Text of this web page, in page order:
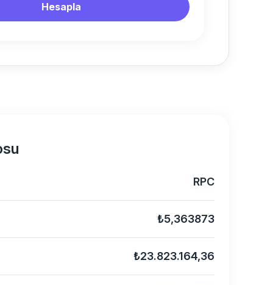
Hesapla
RPC
₺5,363873
₺23.823.164,36